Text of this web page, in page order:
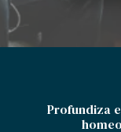
Profundiza